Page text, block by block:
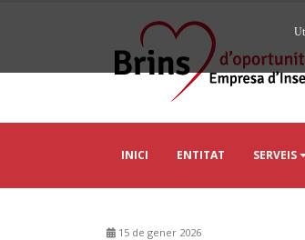
INICI ENTITAT SERVEIS
15 de gener 2026